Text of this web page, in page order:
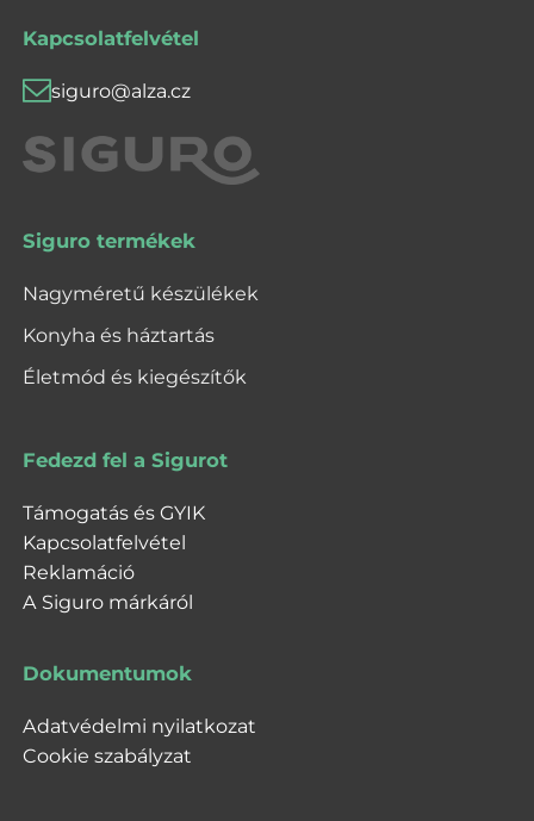
Kapcsolatfelvétel
siguro@alza.cz
Siguro termékek
Nagyméretű készülékek
Konyha és háztartás
Életmód és kiegészítők
Fedezd fel a Sigurot
Támogatás és GYIK
Kapcsolatfelvétel
Reklamáció
A Siguro márkáról
Dokumentumok
Adatvédelmi nyilatkozat
Cookie szabályzat